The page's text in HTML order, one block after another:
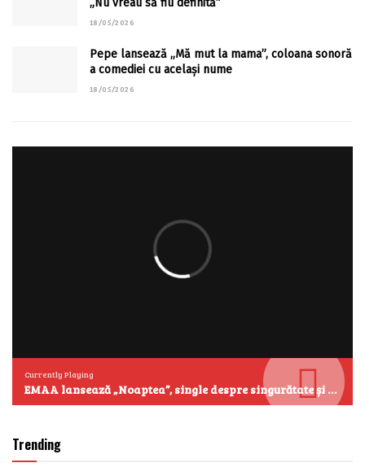
„Nu vreau să fiu definită”
18/05/2026
Pepe lansează „Mă mut la mama”, coloana sonoră
a comediei cu același nume
18/05/2026
Currently Playing
EMAA lansează „Noaptea”, single despre singurătate și emoțiile care se aud cel mai clar după miezul nopții
Trending